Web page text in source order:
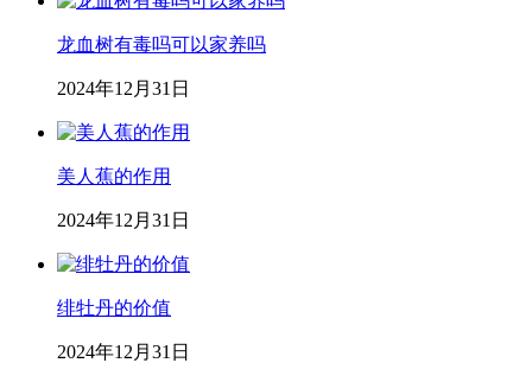
龙血树有毒吗可以家养吗
2024年12月31日
美人蕉的作用
2024年12月31日
绯牡丹的价值
2024年12月31日